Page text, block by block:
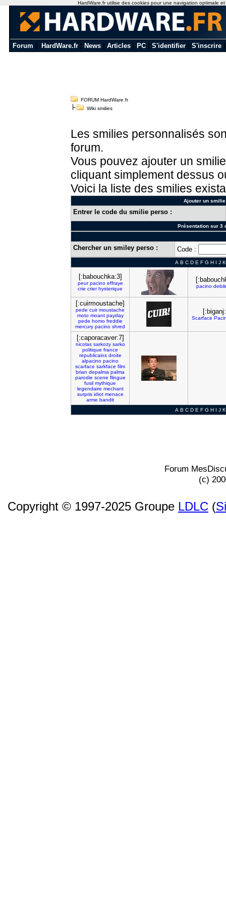
Forum HardWare.fr News Articles PC S'identifier S'inscrire
FORUM HardWare.fr
Wiki smilies
Les smilies personnalisés
forum.
Vous pouvez ajouter un
cliquant simplement dessus
Voici la liste des smilies
Ajouter un
Entrer le code du smilie perso :
Présentation sur 3
Chercher un smiley perso : Code :
A B C D E F G H I J K
[:babouchka:3]
peur pacino effraye
crie crier hysterique pacino
[:cuirmoustache]
pede cuir moustache
moto moant payday
pede homo freddie
mercury pacino shred
Scarface
[:caporacaver:7]
nicolas sarkozy sarko
politique france
republicains droite
alpacino pacino
scarface sarkface film
brian depalma palma
parodie scene flingue
fusil mythique
legendaire mechant
surpris idiot menace
arme bandit
A B C D E F G H I J K
Forum
(c)
Copyright © 1997-2025 Groupe LDLC (
HardWare.fr utilise des cookies pour une navigation optimale